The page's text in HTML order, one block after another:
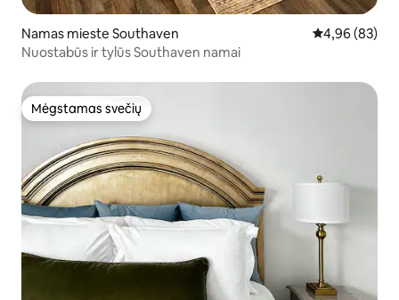
Namas mieste Southaven Vidutinis
4,96 (83)
Nuostabūs ir tylūs Southaven namai
Mėgstamas svečių
Mėgstamas svečių